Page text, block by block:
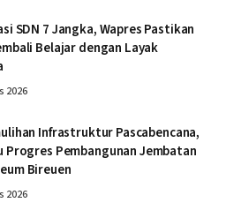
SDN 7 Jangka, Wapres Pastikan
Belajar dengan Layak
2026
Infrastruktur Pascabencana,
Progres Pembangunan Jembatan
Bireuen
2026